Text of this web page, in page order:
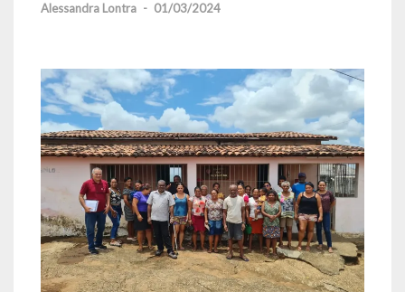
Alessandra Lontra - 01/03/2024